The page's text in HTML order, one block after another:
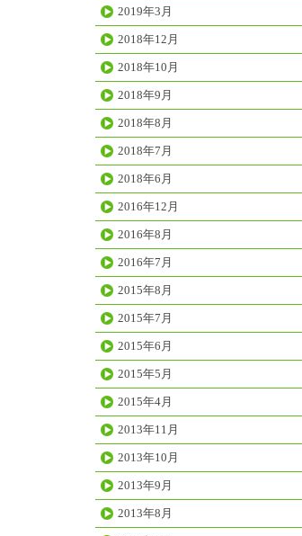
2019年3月
2018年12月
2018年10月
2018年9月
2018年8月
2018年7月
2018年6月
2016年12月
2016年8月
2016年7月
2015年8月
2015年7月
2015年6月
2015年5月
2015年4月
2013年11月
2013年10月
2013年9月
2013年8月